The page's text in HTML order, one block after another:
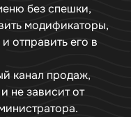
без спешки,
модификаторы,
отправить его в
канал продаж,
не зависит от